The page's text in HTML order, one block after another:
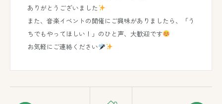
ありがとうございました
また、音楽イベントの開催にご興味がありましたら、「う
ちでもやってほしい！」のひと声、大歓迎です
お気軽にご連絡ください